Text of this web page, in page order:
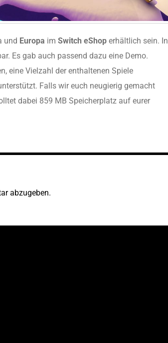
und Europa im Switch eShop erhältlich sein. In
Es gab auch passend dazu eine Demo.
eine Vielzahl der enthaltenen Spiele
Falls wir euch neugierig gemacht
dabei 859 MB Speicherplatz auf eurer
abzugeben.